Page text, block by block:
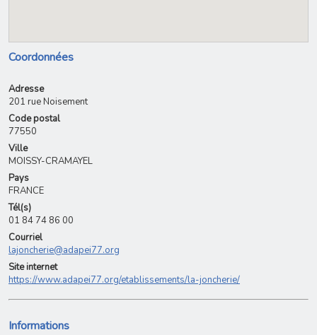
Coordonnées
Adresse
201 rue Noisement
Code postal
77550
Ville
MOISSY-CRAMAYEL
Pays
FRANCE
Tél(s)
01 84 74 86 00
Courriel
lajoncherie@adapei77.org
Site internet
https://www.adapei77.org/etablissements/la-joncherie/
Informations